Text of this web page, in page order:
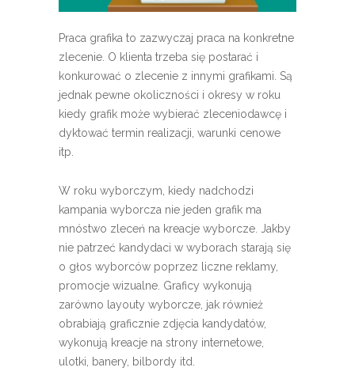
Praca grafika to zazwyczaj praca na konkretne
zlecenie. O klienta trzeba się postarać i
konkurować o zlecenie z innymi grafikami. Są
jednak pewne okoliczności i okresy w roku
kiedy grafik może wybierać zleceniodawcę i
dyktować termin realizacji, warunki cenowe
itp.
W roku wyborczym, kiedy nadchodzi
kampania wyborcza nie jeden grafik ma
mnóstwo zleceń na kreacje wyborcze. Jakby
nie patrzeć kandydaci w wyborach starają się
o głos wyborców poprzez liczne reklamy,
promocje wizualne. Graficy wykonują
zarówno layouty wyborcze, jak również
obrabiają graficznie zdjęcia kandydatów,
wykonują kreacje na strony internetowe,
ulotki, banery, bilbordy itd.